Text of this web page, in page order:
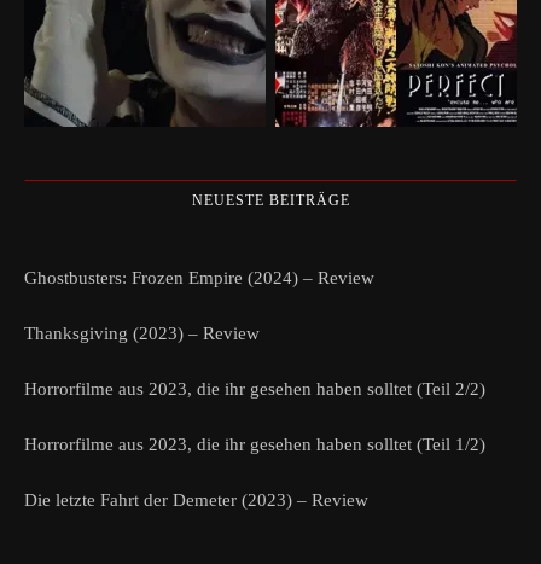
NEUESTE BEITRÄGE
Ghostbusters: Frozen Empire (2024) – Review
Thanksgiving (2023) – Review
Horrorfilme aus 2023, die ihr gesehen haben solltet (Teil 2/2)
Horrorfilme aus 2023, die ihr gesehen haben solltet (Teil 1/2)
Die letzte Fahrt der Demeter (2023) – Review